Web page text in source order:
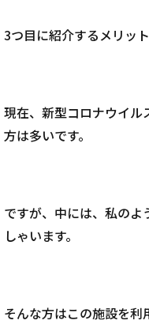
3つ目に紹介するメリッ
現在、新型コロナウイル
方は多いです。
ですが、中には、私の
しゃいます。
そんな方はこの施設を利